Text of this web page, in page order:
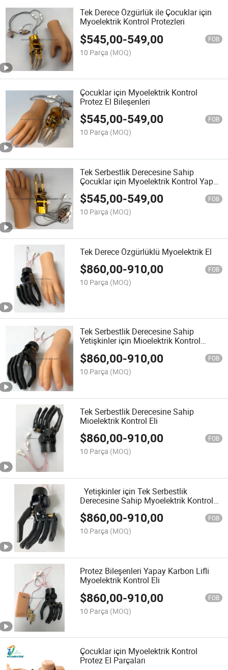
Tek Derece Özgürlük ile Çocuklar için
Myoelektrik Kontrol Protezleri
$545,00-549,00 FOB
10 Parça (MOQ)
Çocuklar için Myoelektrik Kontrol
Protez El Bileşenleri
$545,00-549,00 FOB
10 Parça (MOQ)
Tek Serbestlik Derecesine Sahip
Çocuklar için Myoelektrik Kontrol Yapay
El
$545,00-549,00 FOB
10 Parça (MOQ)
Tek Derece Özgürlüklü Myoelektrik El
$860,00-910,00 FOB
10 Parça (MOQ)
Tek Serbestlik Derecesine Sahip
Yetişkinler için Mioelektrik Kontrol
$860,00-910,00 FOB
10 Parça (MOQ)
Tek Serbestlik Derecesine Sahip
Mioelektrik Kontrol Eli
$860,00-910,00 FOB
10 Parça (MOQ)
Yetişkinler için Tek Serbestlik
Derecesine Sahip Myoelektrik Kontrol
Protez Eli
$860,00-910,00 FOB
10 Parça (MOQ)
Protez Bileşenleri Yapay Karbon Lifli
Myoelektrik Kontrol Eli
$860,00-910,00 FOB
10 Parça (MOQ)
Çocuklar için Myoelektrik Kontrol
Protez El Parçaları